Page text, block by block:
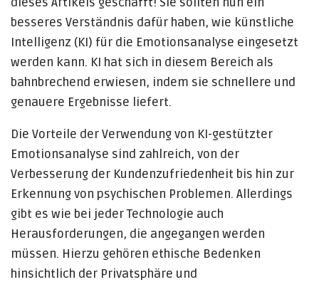
besseres Verständnis dafür haben, wie künstliche
Intelligenz (KI) für die Emotionsanalyse eingesetzt
werden kann. KI hat sich in diesem Bereich als
bahnbrechend erwiesen, indem sie schnellere und
genauere Ergebnisse liefert.
Die Vorteile der Verwendung von KI-gestützter
Emotionsanalyse sind zahlreich, von der
Verbesserung der Kundenzufriedenheit bis hin zur
Erkennung von psychischen Problemen. Allerdings
gibt es wie bei jeder Technologie auch
Herausforderungen, die angegangen werden
müssen. Hierzu gehören ethische Bedenken
hinsichtlich der Privatsphäre und